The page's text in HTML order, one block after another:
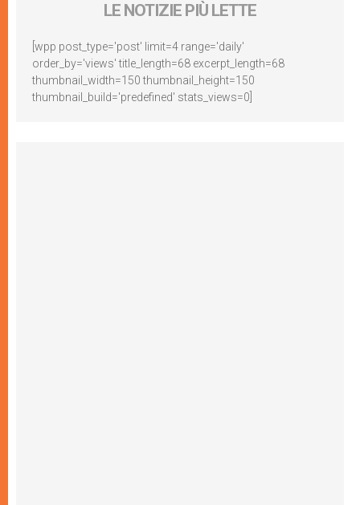
LE NOTIZIE PIÙ LETTE
[wpp post_type='post' limit=4 range='daily'
order_by='views' title_length=68 excerpt_length=68
thumbnail_width=150 thumbnail_height=150
thumbnail_build='predefined' stats_views=0]